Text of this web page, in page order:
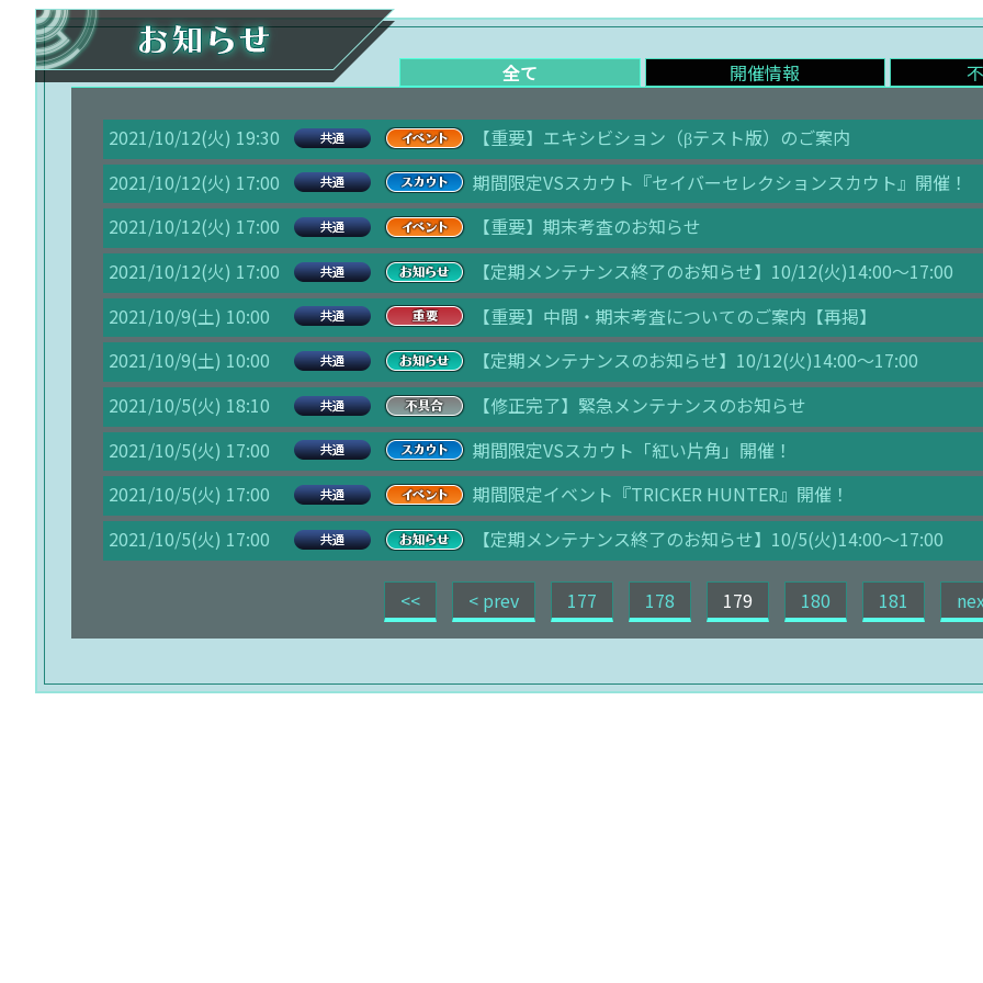
全て 開催情報
2021/10/12(火) 19:30
【重要】エキシビション（βテスト版）のご案内
2021/10/12(火) 17:00
期間限定VSスカウト『セイバーセレクションスカウト』開催！
2021/10/12(火) 17:00
【重要】期末考査のお知らせ
2021/10/12(火) 17:00
【定期メンテナンス終了のお知らせ】10/12(火)14:00～17:00
2021/10/9(土) 10:00
【重要】中間・期末考査についてのご案内【再掲】
2021/10/9(土) 10:00
【定期メンテナンスのお知らせ】10/12(火)14:00～17:00
2021/10/5(火) 18:10
【修正完了】緊急メンテナンスのお知らせ
2021/10/5(火) 17:00
期間限定VSスカウト「紅い片角」開催！
2021/10/5(火) 17:00
期間限定イベント『TRICKER HUNTER』開催！
2021/10/5(火) 17:00
【定期メンテナンス終了のお知らせ】10/5(火)14:00～17:00
<< < prev 177 178 179 180 181